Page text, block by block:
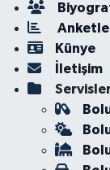
Künye
İletişim